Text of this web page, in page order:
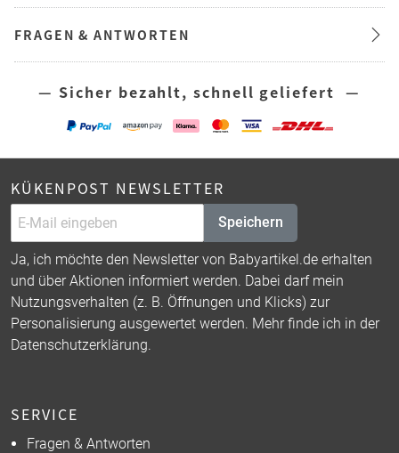
FRAGEN & ANTWORTEN
— Sicher bezahlt, schnell geliefert —
KÜKENPOST NEWSLETTER
Speichern
Ja, ich möchte den Newsletter von Babyartikel.de erhalten
und über Aktionen informiert werden. Dabei darf mein
Nutzungsverhalten (z. B. Öffnungen und Klicks) zur
Personalisierung ausgewertet werden. Mehr finde ich in der
Datenschutzerklärung.
SERVICE
Fragen & Antworten